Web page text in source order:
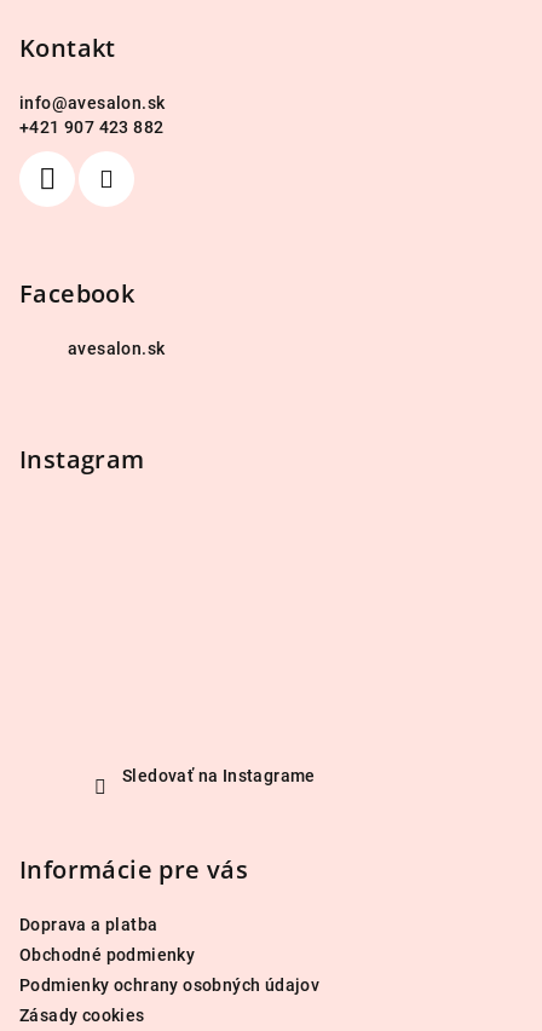
Kontakt
info@avesalon.sk
+421 907 423 882
Facebook
avesalon.sk
Instagram
Sledovať na Instagrame
Informácie pre vás
Doprava a platba
Obchodné podmienky
Podmienky ochrany osobných údajov
Zásady cookies